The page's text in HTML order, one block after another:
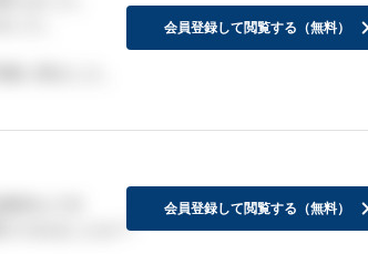
会員登録して閲覧する（無料）
けられましたか？
会員登録して閲覧する（無料）